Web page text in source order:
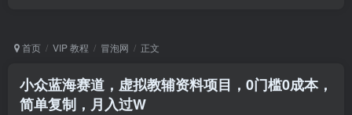
首页 VIP 教程 冒泡网 正文
小众蓝海赛道，虚拟教辅资料项目，0门槛0成本，
简单复制，月入过W